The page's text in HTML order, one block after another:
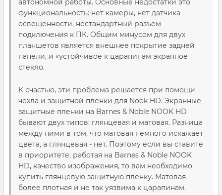
автономной работы. Основные недостатки это
функциональность: нет камеры, нет датчика
освещенности, нестандартный разъем
подключения к ПК. Общим минусом для двух
планшетов является внешнее покрытие задней
панели, и «устойчивое к царапинам экранное
стекло.
К счастью, эти проблема решается при помощи
чехла и защитной пленки для Nook HD. Экранные
защитные пленки на Barnes & Noble NOOK HD
бывают двух типов: глянцевая и матовая. Разница
между ними в том, что матовая немного искажает
цвета, а глянцевая - нет. Поэтому если вы ставите
в приоритете, работая на Barnes & Noble NOOK
HD, качество изображения, то вам необходимо
купить глянцевую защитную пленку. Матовая
более плотная и не так уязвима к царапинам.